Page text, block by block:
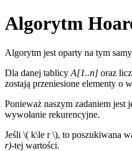
Algorytm
Algorytm jest oparty na tym
Dla danej tablicy A[1..n] oraz
zostają przeniesione elementy o
Ponieważ naszym zadaniem jest
wywołanie rekurencyjne.
Jeśli \( k\le r \), to poszukiwana
r)-tej wartości.